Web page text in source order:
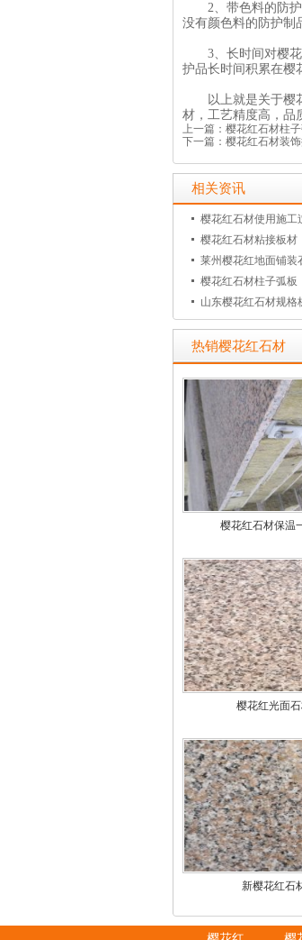
2、带色料的防护
没有颜色料的防护制
3、长时间对樱花
护品长时间积累在樱
以上就是关于樱花
材，工艺精度高，品
上一篇： 樱花红石材柱
下一篇： 樱花红石材装
相关资讯
樱花红石材使用施工
樱花红石材粘接板材
莱州樱花红地面铺装
樱花红石材柱子弧板
山东樱花红石材规格
热销樱花红石材
樱花红石材保温
樱花红光面
新樱花红石